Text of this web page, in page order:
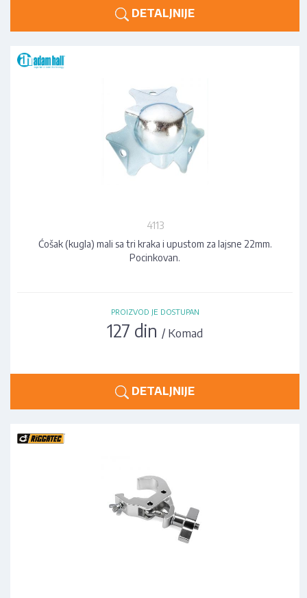
DETALJNIJE
4113
Ćošak (kugla) mali sa tri kraka i upustom za lajsne 22mm.
Pocinkovan.
PROIZVOD JE DOSTUPAN
127 din / Komad
DETALJNIJE